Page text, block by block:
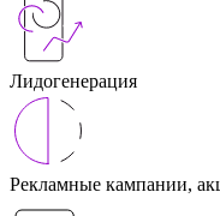
Лидогенерация
Рекламные кампании,